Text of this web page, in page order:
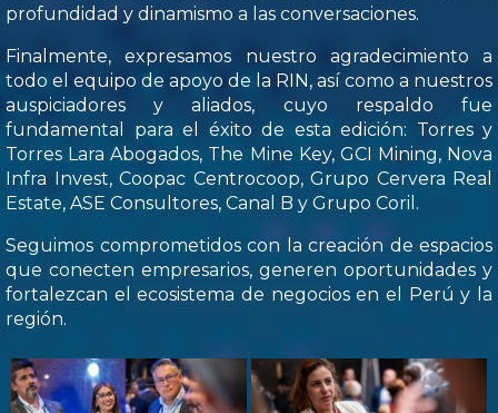
profundidad y dinamismo a las conversaciones.
Finalmente, expresamos nuestro agradecimiento a
todo el equipo de apoyo de la RIN, así como a nuestros
auspiciadores y aliados, cuyo respaldo fue
fundamental para el éxito de esta edición: Torres y
Torres Lara Abogados, The Mine Key, GCI Mining, Nova
Infra Invest, Coopac Centrocoop, Grupo Cervera Real
Estate, ASE Consultores, Canal B y Grupo Coril.
Seguimos comprometidos con la creación de espacios
que conecten empresarios, generen oportunidades y
fortalezcan el ecosistema de negocios en el Perú y la
región.